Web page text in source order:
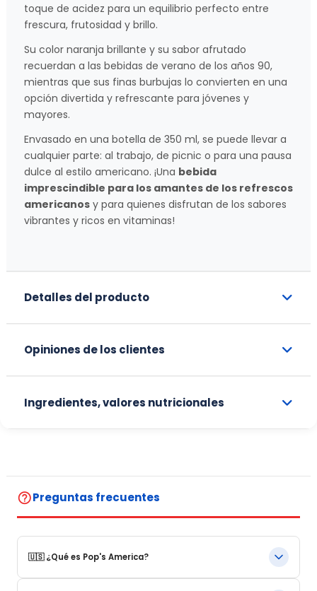
toque de acidez para un equilibrio perfecto entre
frescura, frutosidad y brillo.
Su color naranja brillante y su sabor afrutado
recuerdan a las bebidas de verano de los años 90,
mientras que sus finas burbujas lo convierten en una
opción divertida y refrescante para jóvenes y
mayores.
Envasado en una botella de 350 ml, se puede llevar a
cualquier parte: al trabajo, de picnic o para una pausa
dulce al estilo americano. ¡Una bebida
imprescindible para los amantes de los refrescos
americanos y para quienes disfrutan de los sabores
vibrantes y ricos en vitaminas!
Detalles del producto
Opiniones de los clientes
Ingredientes, valores nutricionales
help_outlinePreguntas frecuentes
🇺🇸 ¿Qué es Pop's America?